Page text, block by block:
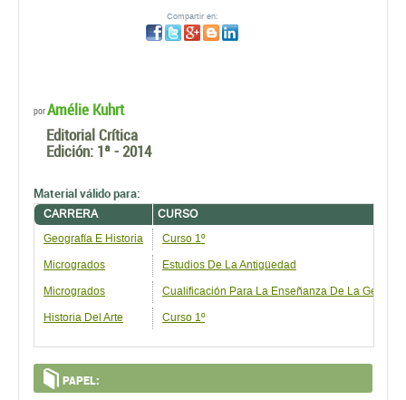
Compartir en:
porAmélie Kuhrt
Editorial Crítica
Edición: 1ª - 2014
Material válido para:
CARRERA
CURSO
Geografía E Historia
Curso 1º
Microgrados Estudios De La Antigüedad
Microgrados Cualificación Para La Enseñanza De La
Historia Del Arte Curso 1º
PAPEL: